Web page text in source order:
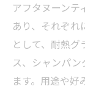
アフ
思い
記念
の選
アフタヌーン
あり、それぞれ
として、耐熱
ス、シャンパ
ます。用途や好